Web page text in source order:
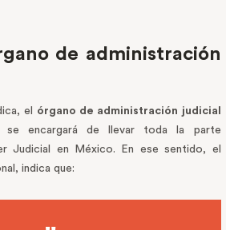
de administración
el órgano de administración judicial
encargará de llevar toda la parte
Judicial en México. En ese sentido, el
indica que: